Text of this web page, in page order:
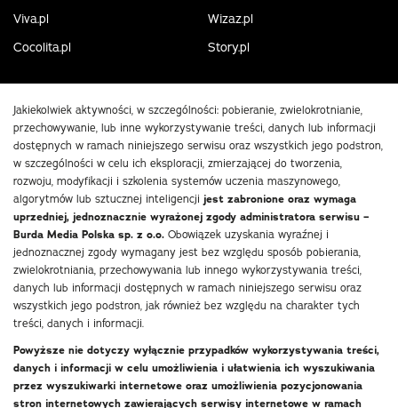
Viva.pl
Wizaz.pl
Cocolita.pl
Story.pl
Jakiekolwiek aktywności, w szczególności: pobieranie, zwielokrotnianie,
przechowywanie, lub inne wykorzystywanie treści, danych lub informacji
dostępnych w ramach niniejszego serwisu oraz wszystkich jego podstron,
w szczególności w celu ich eksploracji, zmierzającej do tworzenia,
rozwoju, modyfikacji i szkolenia systemów uczenia maszynowego,
algorytmów lub sztucznej inteligencji jest zabronione oraz wymaga
uprzedniej, jednoznacznie wyrażonej zgody administratora serwisu –
Burda Media Polska sp. z o.o. Obowiązek uzyskania wyraźnej i
jednoznacznej zgody wymagany jest bez względu sposób pobierania,
zwielokrotniania, przechowywania lub innego wykorzystywania treści,
danych lub informacji dostępnych w ramach niniejszego serwisu oraz
wszystkich jego podstron, jak również bez względu na charakter tych
treści, danych i informacji.
Powyższe nie dotyczy wyłącznie przypadków wykorzystywania treści,
danych i informacji w celu umożliwienia i ułatwienia ich wyszukiwania
przez wyszukiwarki internetowe oraz umożliwienia pozycjonowania
stron internetowych zawierających serwisy internetowe w ramach